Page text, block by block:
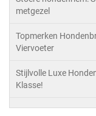
metgezel
Topmerken
Viervoeter
Stijlvolle Luxe
Klasse!